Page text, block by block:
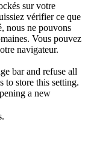
sur votre
vérifier ce que
nous ne pouvons
Vous pouvez
navigateur.
bar and refuse all
to store this setting.
a new